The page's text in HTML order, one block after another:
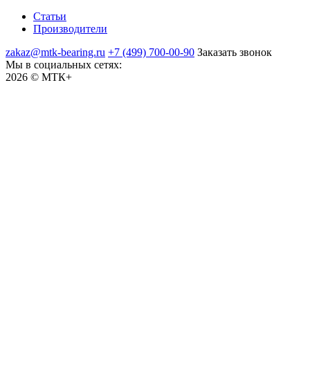
Статьи
Производители
zakaz@mtk-bearing.ru +7 (499) 700-00-90 Заказать звонок
Мы в социальных сетях:
2026 © МТК+